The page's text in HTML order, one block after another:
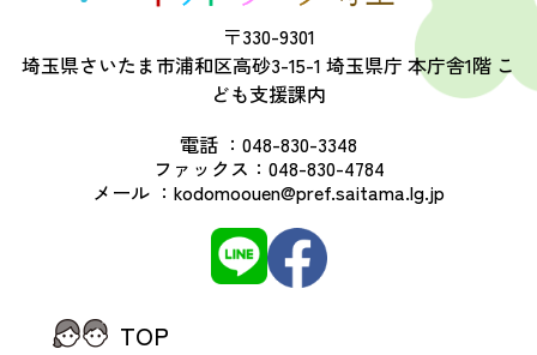
〒330-9301
埼玉県さいたま市浦和区高砂3-15-1 埼玉県庁 本庁舎1階 こ
ども支援課内
電話 ： 048-830-3348
ファックス： 048-830-4784
メール ： kodomoouen@pref.saitama.lg.jp
TOP